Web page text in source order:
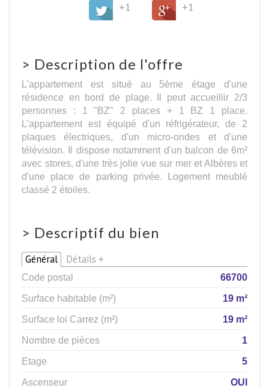
+1 +1
> Description de l'offre
L'appartement est situé au 5ème étage d'une
résidence en bord de plage. Il peut accueillir 2/3
personnes : 1 "BZ" 2 places + 1 BZ 1 place.
L'appartement est équipé d'un réfrigérateur, de 2
plaques électriques, d'un micro-ondes et d'une
télévision. Il dispose notamment d'un balcon de 6m²
avec stores, d'une très jolie vue sur mer et Albères et
d'une place de parking privée. Logement meublé
classé 2 étoiles.
> Descriptif du bien
Général Détails +
Code postal
66700
Surface habitable (m²)
19 m²
Surface loi Carrez (m²)
19 m²
Nombre de pièces
1
Etage
5
Ascenseur
OUI